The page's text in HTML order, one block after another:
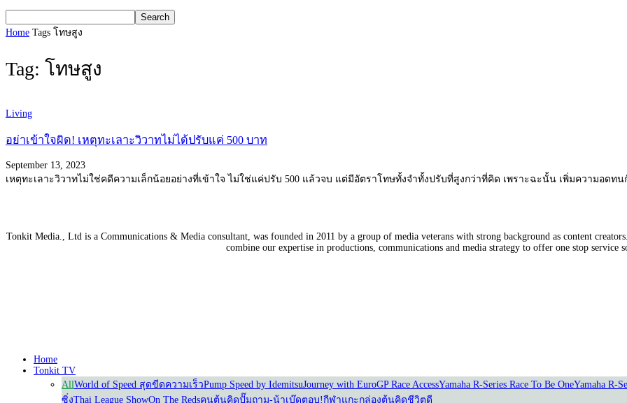
Home Tags โทษสูง
Tag: โทษสูง
Living
อย่าเข้าใจผิด! เหตุทะเลาะวิวาทไม่ได้ปรับแค่ 500 บาท
September 13, 2023
เหตุทะเลาะวิวาทไม่ใช่คดีความเล็กน้อยอย่างที่เข้าใจ ไม่ใช่แค่ปรับ 500 แล้วจบ แต่มีอัตราโทษทั้งจำทั้งปรับที่สูงกว่าที่คิด เพราะฉะนั้น เพิ่มความอดท
Tonkit Media., Ltd is a Communications & Media consultant, was founded in 2011 by a group of media veterans with strong background as content
combine our expertise in productions, communications and media strategy to offer one stop service
Home
Tonkit TV
AllWorld of Speed สุดขีดความเร็วPump Speed by IdemitsuJourney with EuroGP Race AccessYamaha R-Series Race To Be OneYamaha R-
ซิ่งThai League ShowOn The Redsคนต้นคิดปั๊มถาม-น้าเบ๊ดตอบ!กีฬาแกะกล่องต้นคิดชีวิตดี